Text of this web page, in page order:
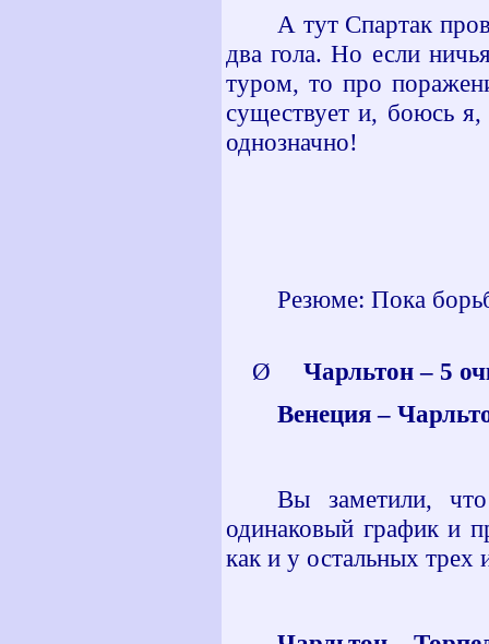
А тут Спартак
два гола. Но если
туром, то про
существует и, боюсь я,
однозначно!
Резюме: Пока
Ø
Чарльтон – 5
Венеция –
Вы заметили,
одинаковый график и
как и у остальных трех